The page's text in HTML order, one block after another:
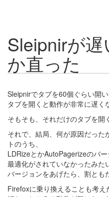
Sleipnirが
か直った
Sleipnirでタブを60個ぐらい開
タブを開くと動作が非常に遅く
そもそも、それだけのタブを開
それで、結局、何が原因だっ
トのうち、
LDRizeとかAutoPagerizeのバ
最適化がされていなかったみた
バージョンをあげたら、割とも
Firefoxに乗り換えることも考え